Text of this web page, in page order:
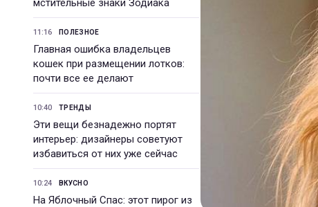
мстительные знаки Зодиака
11:16 ПОЛЕЗНОЕ
Главная ошибка владельцев
кошек при размещении лотков:
почти все ее делают
10:40 ТРЕНДЫ
Эти вещи безнадежно портят
интерьер: дизайнеры советуют
избавиться от них уже сейчас
10:24 ВКУСНО
На Яблочный Спас: этот пирог из